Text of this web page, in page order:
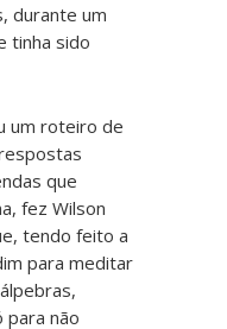
durante um
tinha sido
um roteiro de
que
fez Wilson
tendo feito a
para meditar
para não